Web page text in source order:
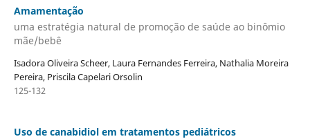
Amamentação
uma estratégia natural de promoção de saúde ao binômio
mãe/bebê
Isadora Oliveira Scheer, Laura Fernandes Ferreira, Nathalia Moreira
Pereira, Priscila Capelari Orsolin
125-132
Uso de canabidiol em tratamentos pediátricos